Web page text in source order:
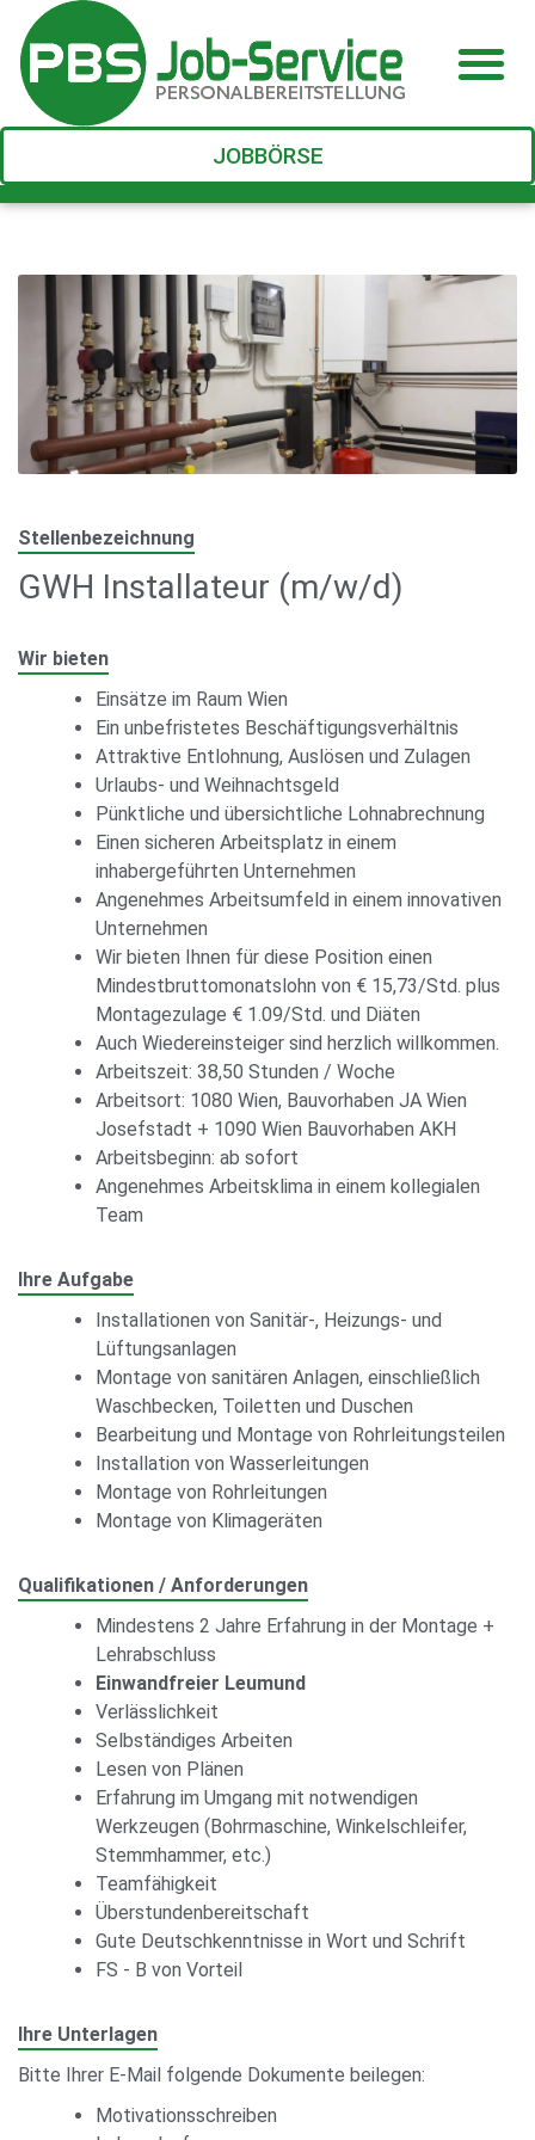
JOBBÖRSE
Stellenbezeichnung
GWH Installateur (m/w/d)
Wir bieten
Einsätze im Raum Wien
Ein unbefristetes Beschäftigungsverhältnis
Attraktive Entlohnung, Auslösen und Zulagen
Urlaubs- und Weihnachtsgeld
Pünktliche und übersichtliche Lohnabrechnung
Einen sicheren Arbeitsplatz in einem
inhabergeführten Unternehmen
Angenehmes Arbeitsumfeld in einem innovativen
Unternehmen
Wir bieten Ihnen für diese Position einen
Mindestbruttomonatslohn von € 15,73/Std. plus
Montagezulage € 1.09/Std. und Diäten
Auch Wiedereinsteiger sind herzlich willkommen.
Arbeitszeit: 38,50 Stunden / Woche
Arbeitsort: 1080 Wien, Bauvorhaben JA Wien
Josefstadt + 1090 Wien Bauvorhaben AKH
Arbeitsbeginn: ab sofort
Angenehmes Arbeitsklima in einem kollegialen
Team
Ihre Aufgabe
Installationen von Sanitär-, Heizungs- und
Lüftungsanlagen
Montage von sanitären Anlagen, einschließlich
Waschbecken, Toiletten und Duschen
Bearbeitung und Montage von Rohrleitungsteilen
Installation von Wasserleitungen
Montage von Rohrleitungen
Montage von Klimageräten
Qualifikationen / Anforderungen
Mindestens 2 Jahre Erfahrung in der Montage +
Lehrabschluss
Einwandfreier Leumund
Verlässlichkeit
Selbständiges Arbeiten
Lesen von Plänen
Erfahrung im Umgang mit notwendigen
Werkzeugen (Bohrmaschine, Winkelschleifer,
Stemmhammer, etc.)
Teamfähigkeit
Überstundenbereitschaft
Gute Deutschkenntnisse in Wort und Schrift
FS - B von Vorteil
Ihre Unterlagen
Bitte Ihrer E-Mail folgende Dokumente beilegen:
Motivationsschreiben